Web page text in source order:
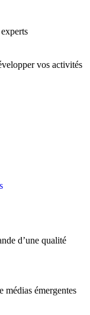
vos activités
d’une qualité
médias émergentes